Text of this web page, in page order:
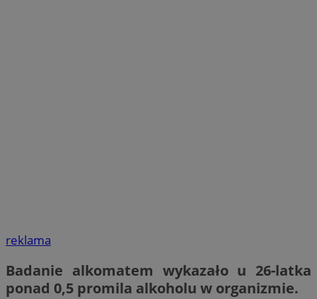
reklama
Badanie alkomatem wykazało u 26-latka
ponad 0,5 promila alkoholu w organizmie.